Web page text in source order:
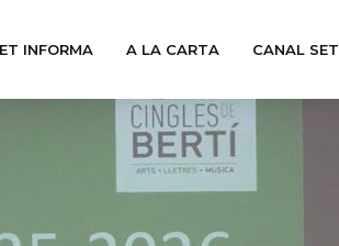
INFORMA A LA CARTA CANAL SET